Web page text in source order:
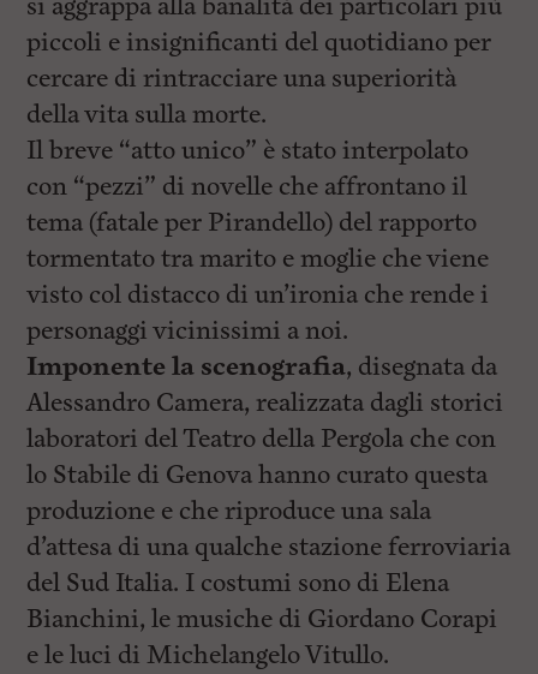
piccoli e insignificanti del quotidiano per
cercare di rintracciare una superiorità
della vita sulla morte.
Il breve “atto unico” è stato interpolato
con “pezzi” di novelle che affrontano il
tema (fatale per Pirandello) del rapporto
tormentato tra marito e moglie che viene
visto col distacco di un’ironia che rende i
personaggi vicinissimi a noi.
Imponente la scenografia, disegnata da
Alessandro Camera, realizzata dagli storici
laboratori del Teatro della Pergola che con
lo Stabile di Genova hanno curato questa
produzione e che riproduce una sala
d’attesa di una qualche stazione ferroviaria
del Sud Italia. I costumi sono di Elena
Bianchini, le musiche di Giordano Corapi
e le luci di Michelangelo Vitullo.